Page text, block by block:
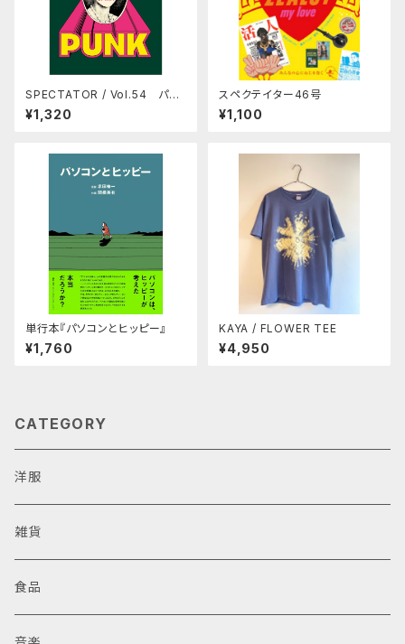
SPECTATOR / Vol.54 パン
クの正体
¥1,320
スペクテイター46号
¥1,100
単行本『パソコンとヒッピー』
¥1,760
KAYA / FLOWER TEE
¥4,950
CATEGORY
洋服
雑貨
食品